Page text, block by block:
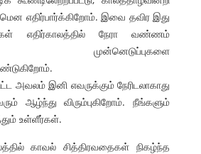
எதிர்பார்க்கிறோம். இவை தவிர இது
எதிர்காலத்தில் நேரா வண்ணம்
முன்னெடுப்புகளை
அவலம் இனி எவருக்கும் நேரிடலாகாது
ஆழ்ந்து விரும்புகிறோம். நீங்களும்
உள்ளீர்கள்.
காவல் சித்திரவதைகள் நிகழ்ந்த